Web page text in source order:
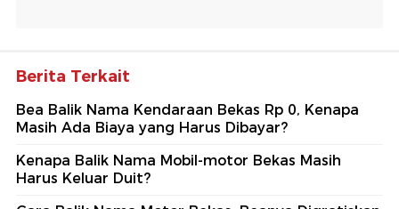
Berita Terkait
Bea Balik Nama Kendaraan Bekas Rp 0, Kenapa
Masih Ada Biaya yang Harus Dibayar?
Kenapa Balik Nama Mobil-motor Bekas Masih
Harus Keluar Duit?